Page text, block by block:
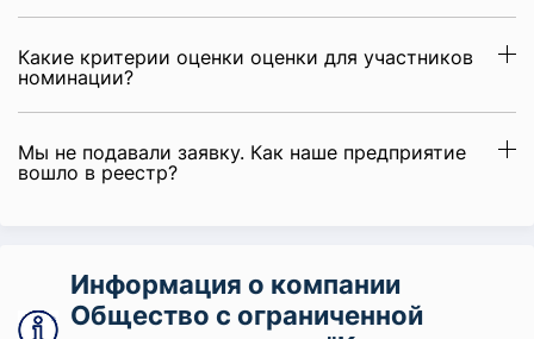
Какие критерии оценки оценки для участников
номинации?
Мы не подавали заявку. Как наше предприятие
вошло в реестр?
Информация о компании
Общество с ограниченной